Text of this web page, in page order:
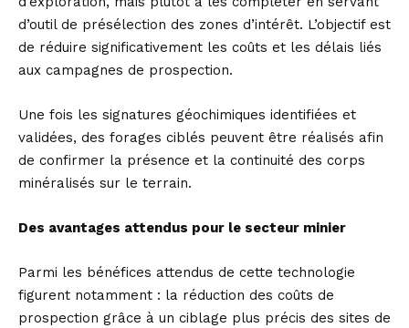
d’outil de présélection des zones d’intérêt. L’objectif est
de réduire significativement les coûts et les délais liés
aux campagnes de prospection.
Une fois les signatures géochimiques identifiées et
validées, des forages ciblés peuvent être réalisés afin
de confirmer la présence et la continuité des corps
minéralisés sur le terrain.
Des avantages attendus pour le secteur minier
Parmi les bénéfices attendus de cette technologie
figurent notamment : la réduction des coûts de
prospection grâce à un ciblage plus précis des sites de